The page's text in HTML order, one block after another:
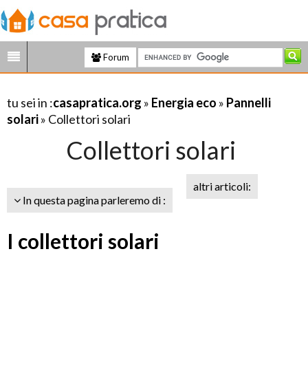
Forum
tu sei in :casapratica.org » Energia eco » Pannelli
solari» Collettori solari
Collettori solari
In questa pagina parleremo di :
altri articoli:
I collettori solari